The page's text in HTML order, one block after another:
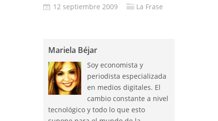
12 septiembre 2009 La Frase
Mariela Béjar
Soy economista y
periodista especializada
en medios digitales. El
cambio constante a nivel
tecnológico y todo lo que esto